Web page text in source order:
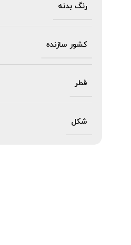
رنگ بدنه
کشور سازنده
قطر
شکل